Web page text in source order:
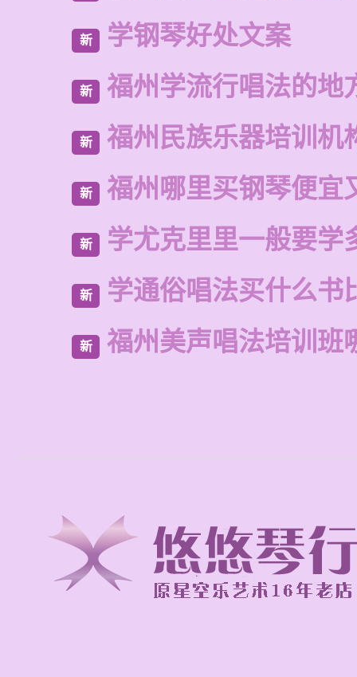
新 学钢琴好处文案
新 福州学流行唱法的地
新 福州民族乐器培训机
新 福州哪里买钢琴便宜
新 学尤克里里一般要学
新 学通俗唱法买什么书
新 福州美声唱法培训班